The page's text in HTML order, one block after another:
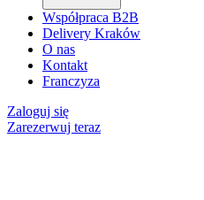
Współpraca B2B
Delivery Kraków
O nas
Kontakt
Franczyza
Zaloguj się
Zarezerwuj teraz